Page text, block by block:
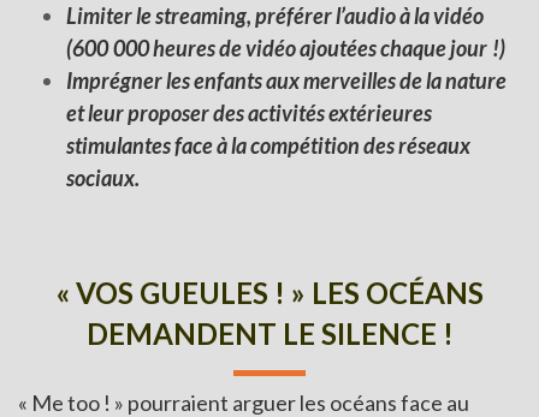
Limiter le streaming, préférer l’audio à la vidéo
(600 000 heures de vidéo ajoutées chaque jour !)
Imprégner les enfants aux merveilles de la nature
et leur proposer des activités extérieures
stimulantes face à la compétition des réseaux
sociaux.
« VOS GUEULES ! » LES OCÉANS
DEMANDENT LE SILENCE !
« Me too ! » pourraient arguer les océans face au